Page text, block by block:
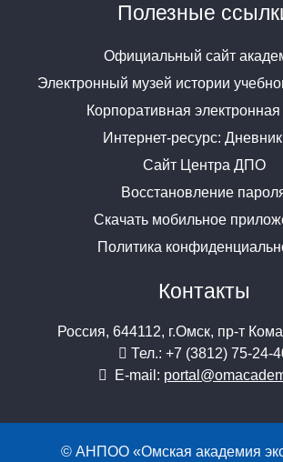
Полезные
Официальный сайт
Электронный музей истории
Корпоративная электронная
Интернет-ресурс:
Сайт Центра ДПО
Восстановление
Скачать мобильное
Политика
Контакты
Россия, 644112, г.Омск, пр-т
Тел.: +7 (3812) 75-24-
E-mail:
© АНПОО «Омская академия